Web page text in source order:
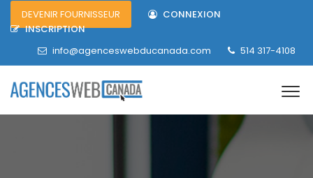
DEVENIR FOURNISSEUR
CONNEXION
INSCRIPTION
info@agenceswebducanada.com
514 317-4108